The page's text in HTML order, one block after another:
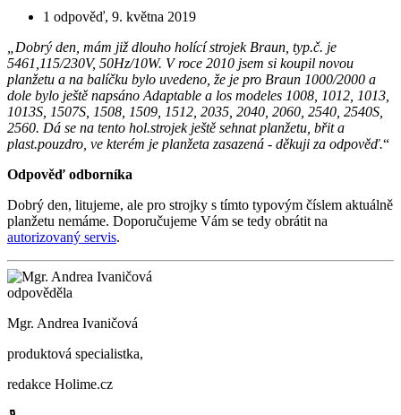
1 odpověď, 9. května 2019
„Dobrý den, mám již dlouho holící strojek Braun, typ.č. je
5461,115/230V, 50Hz/10W. V roce 2010 jsem si koupil novou
planžetu a na balíčku bylo uvedeno, že je pro Braun 1000/2000 a
dole bylo ještě napsáno Adaptable a los modeles 1008, 1012, 1013,
1013S, 1507S, 1508, 1509, 1512, 2035, 2040, 2060, 2540, 2540S,
2560. Dá se na tento hol.strojek ještě sehnat planžetu, břit a
plast.pouzdro, ve kterém je planžeta zasazená - děkuji za odpověď.“
Odpověď odborníka
Dobrý den, litujeme, ale pro strojky s tímto typovým číslem aktuálně
planžetu nemáme. Doporučujeme Vám se tedy obrátit na
autorizovaný servis.
odpověděla
Mgr. Andrea Ivaničová
produktová specialistka,
redakce Holime.cz